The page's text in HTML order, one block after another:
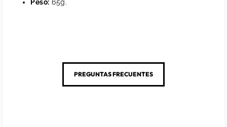
Peso: 65g.
PREGUNTAS FRECUENTES